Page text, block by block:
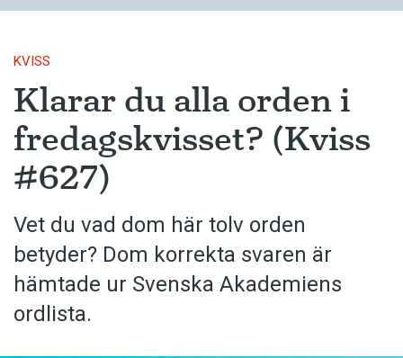
KVISS
Klarar du alla orden i
fredagskvisset? (Kviss
#627)
Vet du vad dom här tolv orden
betyder? Dom korrekta svaren är
hämtade ur Svenska Akademiens
ordlista.